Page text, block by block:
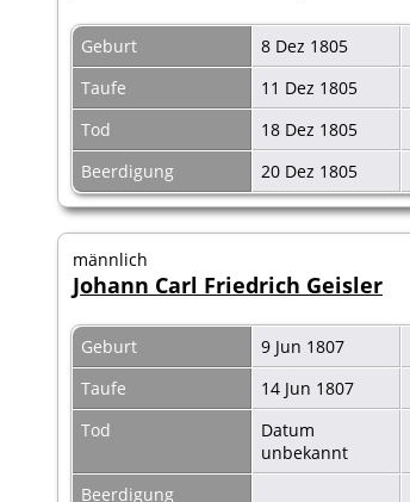
Geburt 8 Dez 1805
Taufe
11 Dez 1805
Tod
18 Dez 1805
Beerdigung
20 Dez 1805
männlich
Johann Carl Friedrich Geisler
Geburt 9 Jun 1807
Taufe
14 Jun 1807
Tod
Datum
unbekannt
Beerdigung